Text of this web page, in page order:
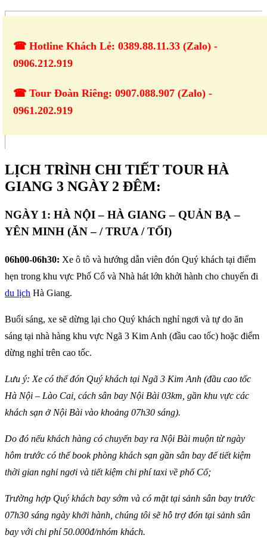
☎ Hotline Khách Lẻ: 0389.88.11.33 (Zalo) -
0906.212.919
☎ Tour Đoàn Riêng: 0907.088.907 (Zalo) -
0961.202.919
LỊCH TRÌNH CHI TIẾT TOUR HÀ
GIANG 3 NGÀY 2 ĐÊM:
NGÀY 1: HÀ NỘI – HÀ GIANG – QUẢN BẠ –
YÊN MINH (ĂN – / TRƯA / TỐI)
06h00-06h30: Xe ô tô và hướng dẫn viên đón Quý khách tại điểm
hẹn trong khu vực Phố Cổ và Nhà hát lớn khởi hành cho chuyến đi
du lịch Hà Giang.
Buổi sáng, xe sẽ dừng lại cho Quý khách nghỉ ngơi và tự do ăn
sáng tại nhà hàng khu vực Ngã 3 Kim Anh (đầu cao tốc) hoặc điểm
dừng nghỉ trên cao tốc.
Lưu ý: Xe có thể đón Quý khách tại Ngã 3 Kim Anh (đầu cao tốc
Hà Nội – Lào Cai, cách sân bay Nội Bài 03km, gần khu vực các
khách sạn ở Nội Bài vào khoảng 07h30 sáng).
Do đó nếu khách hàng có chuyến bay ra Nội Bài muộn từ ngày
hôm trước có thể book phòng khách sạn gần sân bay để tiết kiệm
thời gian nghỉ ngơi và tiết kiệm chi phí taxi về phố Cổ;
Trường hợp Quý khách bay sớm và có mặt tại sảnh sân bay trước
07h30 sáng ngày khởi hành, chúng tôi sẽ hỗ trợ đón tại sảnh sân
bay với chi phí 50.000đ/nhóm khách.